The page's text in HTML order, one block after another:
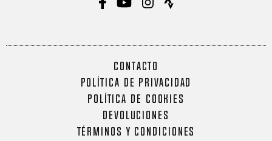
CONTACTO
POLÍTICA DE PRIVACIDAD
POLÍTICA DE COOKIES
DEVOLUCIONES
TÉRMINOS Y CONDICIONES